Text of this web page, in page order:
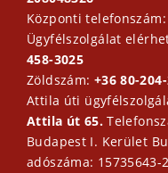
Központi
Ügyfélszolgálat
458-3025
Zöldszám: +36 80-
Attila úti
Attila út 65.
Budapest I. Kerület
adószáma: 15735643-